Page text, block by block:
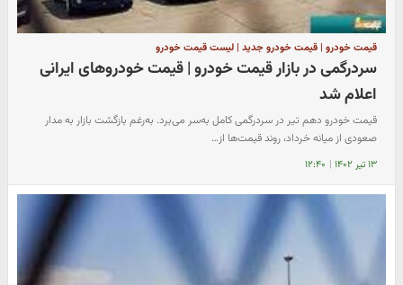
قیمت خودرو | قیمت خودرو جدید | لیست قیمت خودرو
سردرگمی در بازار قیمت خودرو | قیمت خودروهای ایرانی
اعلام شد
قیمت خودرو دهم تیر در سردرگمی کامل به‌سر می‌برد. به‌رغم بازگشت بازار به مدار
صعودی از میانه خرداد، روند قیمت‌ها از…
۱۳ تیر ۱۴۰۲ | ۱۲:۴۰